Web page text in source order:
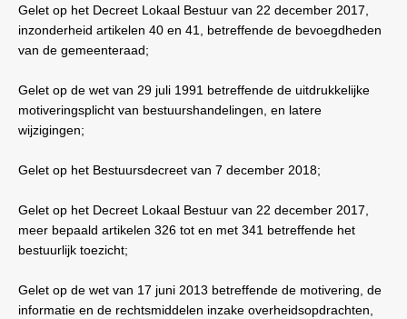
Gelet op het Decreet Lokaal Bestuur van 22 december 2017,
inzonderheid artikelen 40 en 41, betreffende de bevoegdheden
van de gemeenteraad;
Gelet op de wet van 29 juli 1991 betreffende de uitdrukkelijke
motiveringsplicht van bestuurshandelingen, en latere
wijzigingen;
Gelet op het Bestuursdecreet van 7 december 2018;
Gelet op het Decreet Lokaal Bestuur van 22 december 2017,
meer bepaald artikelen 326 tot en met 341 betreffende het
bestuurlijk toezicht;
Gelet op de wet van 17 juni 2013 betreffende de motivering, de
informatie en de rechtsmiddelen inzake overheidsopdrachten,